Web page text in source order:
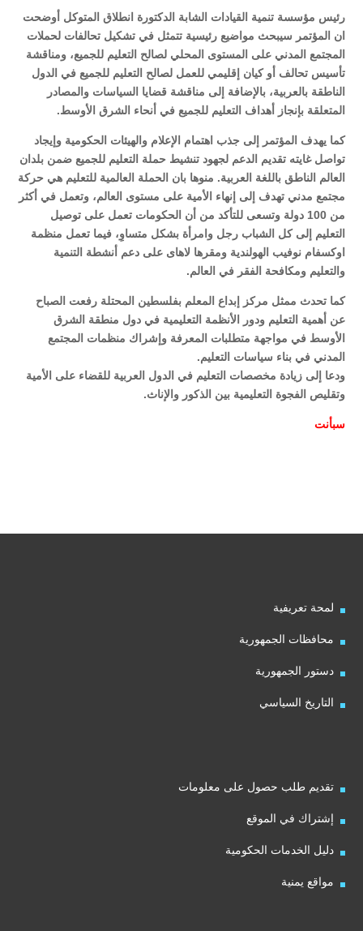
رئيس مؤسسة تنمية القيادات الشابة الدكتورة انطلاق المتوكل أوضحت
ان المؤتمر سيبحث مواضيع رئيسية تتمثل في تشكيل تحالفات لحملات
المجتمع المدني على المستوى المحلي لصالح التعليم للجميع، ومناقشة
تأسيس تحالف أو كيان إقليمي للعمل لصالح التعليم للجميع في الدول
الناطقة بالعربية، بالإضافة إلى مناقشة قضايا السياسات والمصادر
المتعلقة بإنجاز أهداف التعليم للجميع في أنحاء الشرق الأوسط.
كما يهدف المؤتمر إلى جذب اهتمام الإعلام والهيئات الحكومية وإيجاد
تواصل غايته تقديم الدعم لجهود تنشيط حملة التعليم للجميع ضمن بلدان
العالم الناطق باللغة العربية. منوها بان الحملة العالمية للتعليم هي حركة
مجتمع مدني تهدف إلى إنهاء الأمية على مستوى العالم، وتعمل في أكثر
من 100 دولة وتسعى للتأكد من أن الحكومات تعمل على توصيل
التعليم إلى كل الشباب رجل وامرأة بشكل متساوِ، فيما تعمل منظمة
اوكسفام نوفيب الهولندية ومقرها لاهاى على دعم أنشطة التنمية
والتعليم ومكافحة الفقر في العالم.
كما تحدث ممثل مركز إبداع المعلم بفلسطين المحتلة رفعت الصباح
عن أهمية التعليم ودور الأنظمة التعليمية في دول منطقة الشرق
الأوسط في مواجهة متطلبات المعرفة وإشراك منظمات المجتمع
المدني في بناء سياسات التعليم.
ودعا إلى زيادة مخصصات التعليم في الدول العربية للقضاء على الأمية
وتقليص الفجوة التعليمية بين الذكور والإناث.
سبأنت
لمحة تعريفية
محافظات الجمهورية
دستور الجمهورية
التاريخ السياسي
تقديم طلب حصول على معلومات
إشتراك في الموقع
دليل الخدمات الحكومية
مواقع يمنية